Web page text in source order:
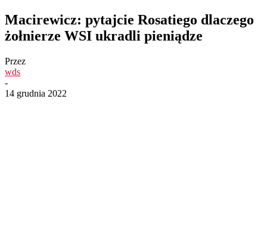
Macirewicz: pytajcie Rosatiego dlaczego
żołnierze WSI ukradli pieniądze
Przez
wds
-
14 grudnia 2022